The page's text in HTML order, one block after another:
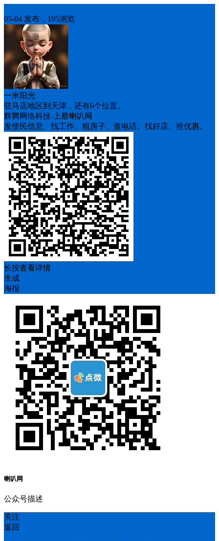
05-04 发布，195浏览
一米阳光
驻马店地区到天津，还有6个位置。
辉腾网络科技-上蔡喇叭网
发便民信息、找工作、租房子、查电话、找好店、抢优惠。
长按查看详情
生成
海报
喇叭网
公众号描述
关注
返回